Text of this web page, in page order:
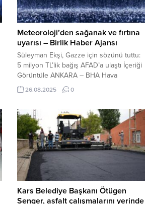
Meteoroloji’den sağanak ve fırtına
uyarısı – Birlik Haber Ajansı
Süleyman Ekşi, Gazze için sözünü tuttu:
5 milyon TL’lik bağış AFAD’a ulaştı İçeriği
Görüntüle ANKARA – BHA Hava
sıcaklıklarının güney ve doğu bölgelerde
mevsim normallerinin üzerinde, diğer
civarında seyredeceği öngörülüyor.
Meteoroloji ayrıca Marmara ve Ege’de
kuvvetli rüzgar uyarısında bulundu.
Bölge bölge hava durumu Marmara: Az
bulutlu...
26.08.2025 0
Kars Belediye Başkanı Ötügen
Senger, asfalt çalışmalarını yerinde